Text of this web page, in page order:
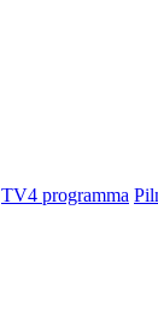
TV4 programma